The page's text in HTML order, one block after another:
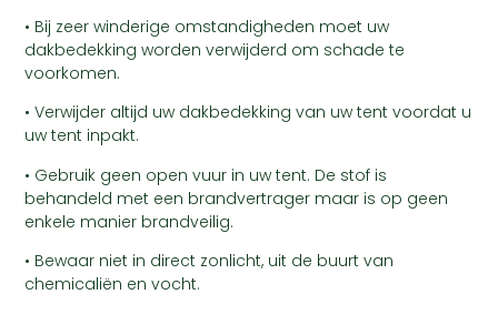
• Bij zeer winderige omstandigheden moet uw
dakbedekking worden verwijderd om schade te
voorkomen.
• Verwijder altijd uw dakbedekking van uw tent voordat u
uw tent inpakt.
• Gebruik geen open vuur in uw tent. De stof is
behandeld met een brandvertrager maar is op geen
enkele manier brandveilig.
• Bewaar niet in direct zonlicht, uit de buurt van
chemicaliën en vocht.